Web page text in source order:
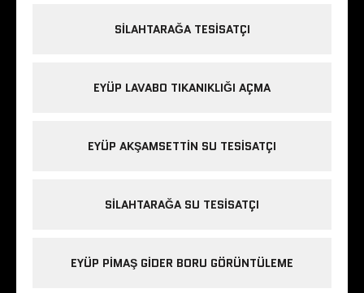
SILAHTARAĞA TESISATÇI
EYÜP LAVABO TIKANIKLIĞI AÇMA
EYÜP AKŞAMSETTIN SU TESISATÇI
SILAHTARAĞA SU TESISATÇI
EYÜP PIMAŞ GIDER BORU GÖRÜNTÜLEME